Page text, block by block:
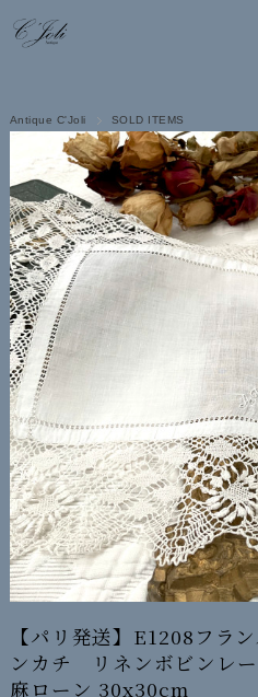
Antique C'Joli SOLD ITEMS
【パリ発送】E1208フラ
ンカチ リネンボビンレー
麻ローン 30x30cm